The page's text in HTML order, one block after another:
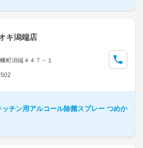
キ潟端店
町潟端４４７－１
ッチン用アルコール除菌スプレー つめか